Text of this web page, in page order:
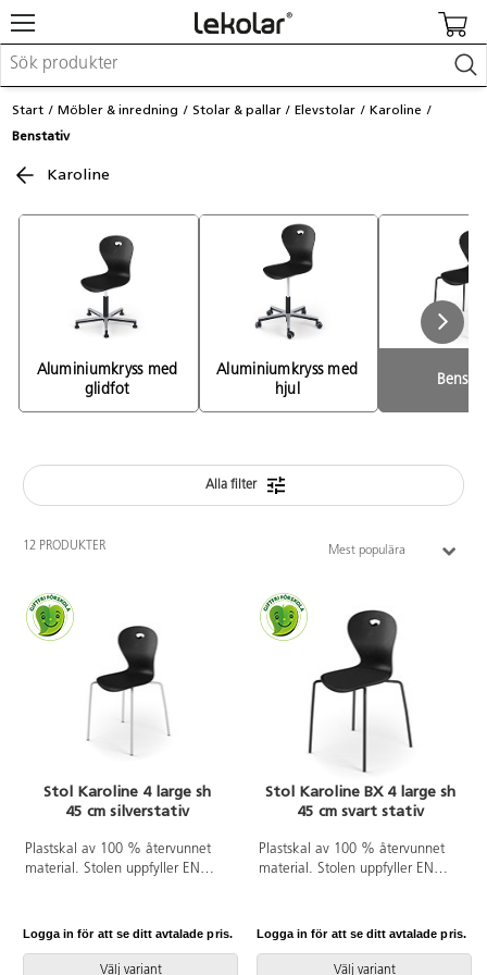
Möbler & inredning
Lekplatsutrustning & utemiljö
Leka
Lära
Logga in / Registrera dig
Kontakta Lekolar
Start Möbler & inredning Stolar & pallar Elevstolar
Karoline
Benstativ
Karoline
Aluminiumkryss med
glidfot
Aluminiumkryss med
hjul
Alla filter
12 PRODUKTER Mest populära
Stol Karoline 4 large sh
45 cm silverstativ
Plastskal av 100 % återvunnet
material. Stolen uppfyller EN
146 och 188 cm sitter bekvämt
på baksidan. Stapelbar och
Logga in för att se ditt avtalade pris.
Välj variant
Stol Karoline BX 4 large sh
45 cm svart stativ
Plastskal av 100 % återvunnet
material. Stolen uppfyller EN
146 och 188 cm sitter bekvämt
på baksidan. Stapelbar och
Logga in för att se ditt avtalade pris.
Välj variant